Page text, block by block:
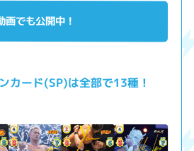
画でも公開中！
カード(SP)は全部で13種！